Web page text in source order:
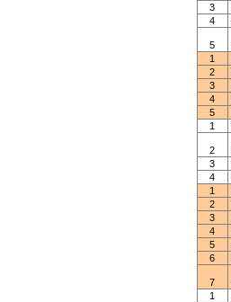
3
4
5
1
2
3
4
5
1
2
3
4
1
2
3
4
5
6
7
1